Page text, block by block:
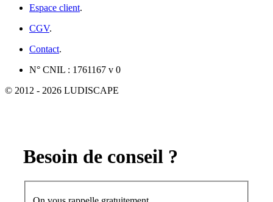
Espace client.
CGV.
Contact.
N° CNIL : 1761167 v 0
© 2012 - 2026 LUDISCAPE
Besoin de conseil ?